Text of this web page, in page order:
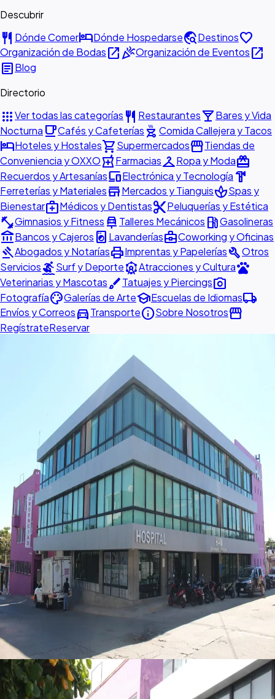
Descubrir
restaurant Dónde ComerhotelDónde Hospedarsetravel_exploreDestinosfavorite
Organización de Bodasopen_in_newcelebrationOrganización de Eventosopen_in_new
articleBlog
Directorio
appsVer todas las categorías restaurant Restauranteslocal_barBares y Vida
Nocturna local_cafeCafés y Cafeterías outdoor_grill Comida Callejera y Tacos
hotelHoteles y Hostalesshopping_cartSupermercadosstorefrontTiendas de
Conveniencia y OXXOlocal_pharmacyFarmaciascheckroomRopa y Modaredeem
Recuerdos y ArtesaníasdevicesElectrónica y Tecnología hardware
Ferreterías y MaterialesstoreMercados y TianguisspaSpas y
Bienestarmedical_servicesMédicos y Dentistascontent_cutPeluquerías y Estética
fitness_centerGimnasios y Fitness car_repair Talleres Mecánicos local_gas_stationGasolineras
account_balanceBancos y Cajeros local_laundry_service Lavanderíasbusiness_centerCoworking y Oficinas
gavelAbogados y NotaríasprintImprentas y PapeleríasbuildOtros
ServiciossurfingSurf y DeporteattractionsAtracciones y Culturapets
Veterinarias y MascotasbrushTatuajes y Piercingsphoto_camera
FotografíapaletteGalerías de ArteschoolEscuelas de Idiomaslocal_shipping
Envíos y Correosdirections_carTransporteinfoSobre Nosotrosstorefront
RegístrateReservar